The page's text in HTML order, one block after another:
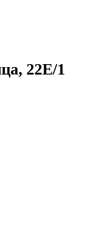
22Е/1